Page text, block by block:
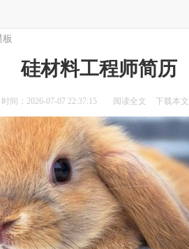
板
硅材料工程师简历
时间：2026-07-07 22:37:15 阅读全文 下载本文